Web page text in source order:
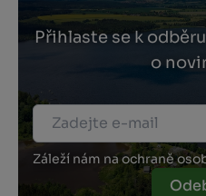
Přihlaste se k
o
Záleží nám na ochraně